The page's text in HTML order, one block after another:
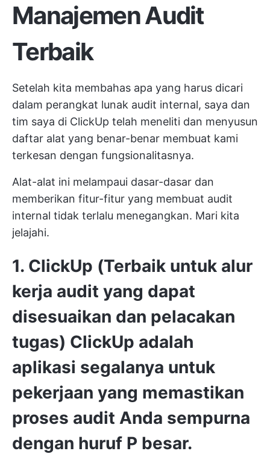
Manajemen Audit
Terbaik
Setelah kita membahas apa yang harus dicari
dalam perangkat lunak audit internal, saya dan
tim saya di ClickUp telah meneliti dan menyusun
daftar alat yang benar-benar membuat kami
terkesan dengan fungsionalitasnya.
Alat-alat ini melampaui dasar-dasar dan
memberikan fitur-fitur yang membuat audit
internal tidak terlalu menegangkan. Mari kita
jelajahi.
1. ClickUp (Terbaik untuk alur
kerja audit yang dapat
disesuaikan dan pelacakan
tugas) ClickUp adalah
aplikasi segalanya untuk
pekerjaan yang memastikan
proses audit Anda sempurna
dengan huruf P besar.